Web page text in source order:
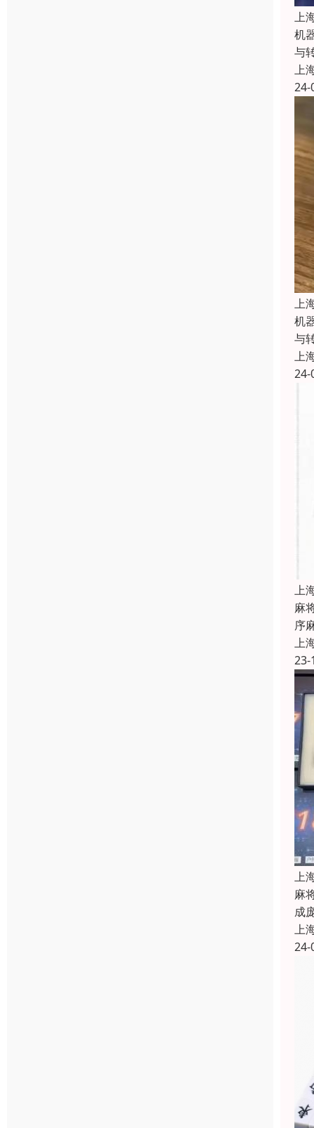
上
机
与
上
24-
上
机
与
上
24-
上
麻
序
上
23-
上
麻
成
上
24-